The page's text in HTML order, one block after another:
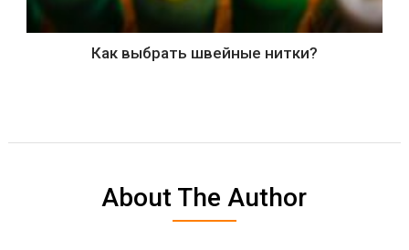
Как выбрать швейные нитки?
About The Author